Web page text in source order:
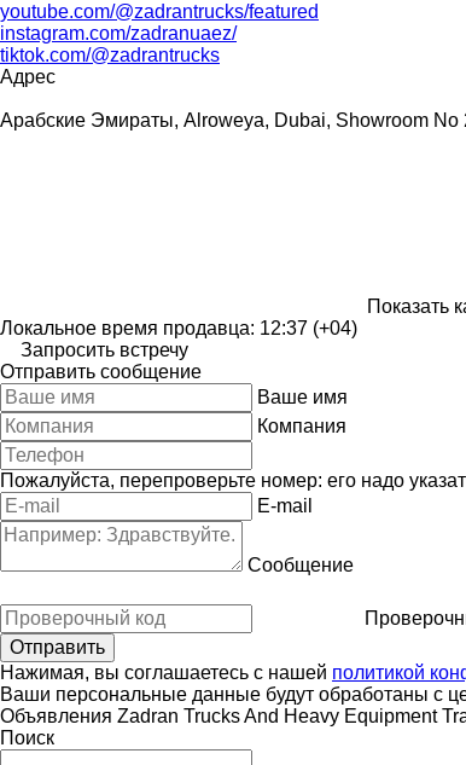
youtube.com/@zadrantrucks/featured
instagram.com/zadranuaez/
tiktok.com/@zadrantrucks
Адрес
Арабские Эмираты, Alroweya, Dubai, Showroom No
Показать
Локальное время продавца: 12:37 (+04)
Запросить встречу
Отправить сообщение
Ваше имя
Компания
Пожалуйста, перепроверьте номер: его надо
E-mail
Сообщение
Нажимая, вы соглашаетесь с нашей политикой
Ваши персональные данные будут обработаны с
Объявления Zadran Trucks And Heavy Equipment
Поиск